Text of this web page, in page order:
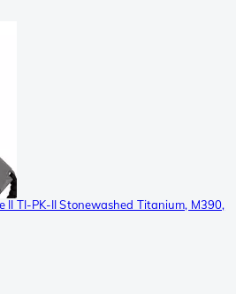
II TI-PK-II Stonewashed Titanium, M390,